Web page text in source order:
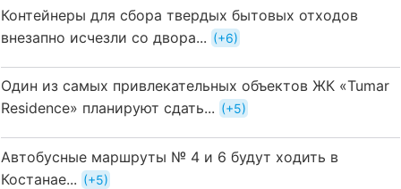
Контейнеры для сбора твердых бытовых отходов
внезапно исчезли со двора...
+6
Один из самых привлекательных объектов ЖК «Tumar
Residence» планируют сдать...
+5
Автобусные маршруты № 4 и 6 будут ходить в
Костанае...
+5